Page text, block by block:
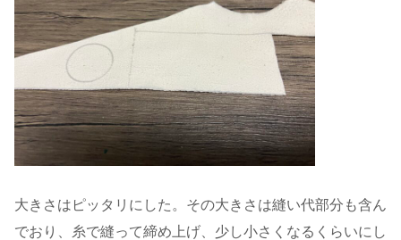
大きさはピッタリにした。その大きさは縫い代部分も含ん
でおり、糸で縫って締め上げ、少し小さくなるくらいにし